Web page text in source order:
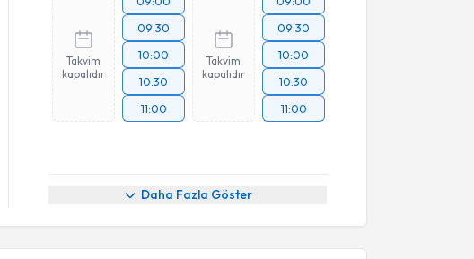
Takvim
kapalıdır
09:30
10:00
10:30
11:00
Takvim
kapalıdır
09:30
10:00
10:30
11:00
Daha Fazla Göster
Randevu Takvimi Talebi